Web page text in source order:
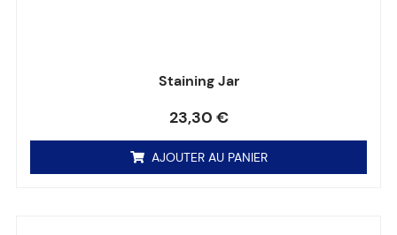
Staining Jar
23,30 €
AJOUTER AU PANIER